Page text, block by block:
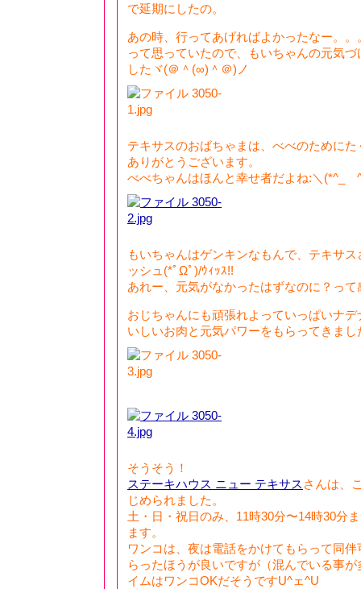
で延期にしたの。
あの時、行ってあげればよかったなー。。
って思っていたので、もいちゃんの元気
したヾ(＠＾(∞)＾＠)ノ
テキサスのおばちゃまは、べべのために
ありがとうございます。
べべちゃんはほんと幸せ者だよね:＼(*^_ゝ
もいちゃんはゲンキンなもんで、テキサ
ッシュ(*ﾟΩﾟ)/ｳｨｯｽ!!
あれー、元気がなかったはずなのに？って
おじちゃんにも頑張れよっていっぱいナ
いしいお肉と元気パワーをもらってきまし
そうそう！
ステーキハウス ニュー テキサス さんは、
じめられました。
土・日・祝日のみ、11時30分〜14時30分
ます。
ワンコは、夜は電話をかけてもらって同
らったほうが良いですが（混んでいる事
イムはワンコOKだそうですU^ェ^U